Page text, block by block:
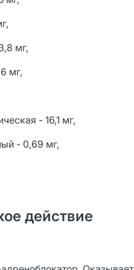
мг,
мг,
- 16,1 мг,
- 0,69 мг,
действие